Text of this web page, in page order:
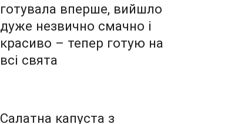
готувала вперше, вийшло
дуже незвично смачно і
красиво – тепер готую на
всі свята
Салатна капуста з